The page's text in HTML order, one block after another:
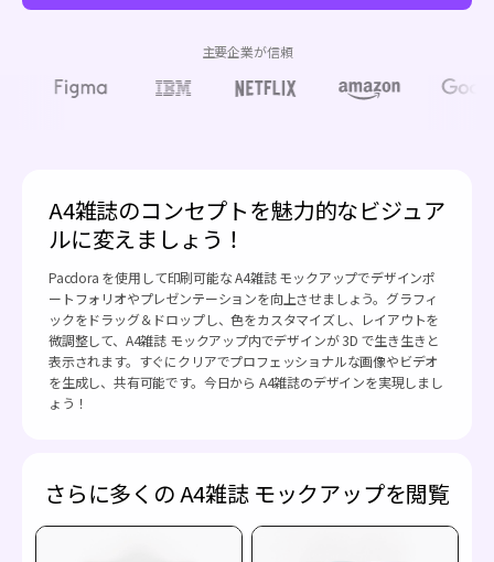
主要企業が信頼
A4雑誌のコンセプトを魅力的なビジュア
ルに変えましょう！
Pacdora を使用して印刷可能な A4雑誌 モックアップでデザインポ
ートフォリオやプレゼンテーションを向上させましょう。グラフィ
ックをドラッグ＆ドロップし、色をカスタマイズし、レイアウトを
微調整して、A4雑誌 モックアップ内でデザインが 3D で生き生きと
表示されます。すぐにクリアでプロフェッショナルな画像やビデオ
を生成し、共有可能です。今日から A4雑誌のデザインを実現しまし
ょう！
さらに多くの A4雑誌 モックアップを閲覧